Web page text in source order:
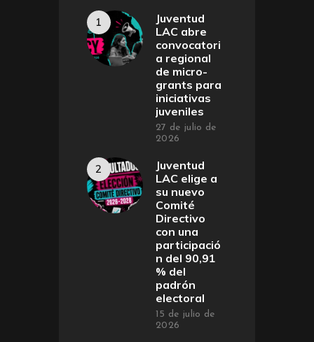
Juventud
LAC abre
convocatori
a regional
de micro-
grants para
iniciativas
juveniles
27 de julio de
2026
Juventud
LAC elige a
su nuevo
Comité
Directivo
con una
participació
n del 90,91
% del
padrón
electoral
15 de julio de
2026